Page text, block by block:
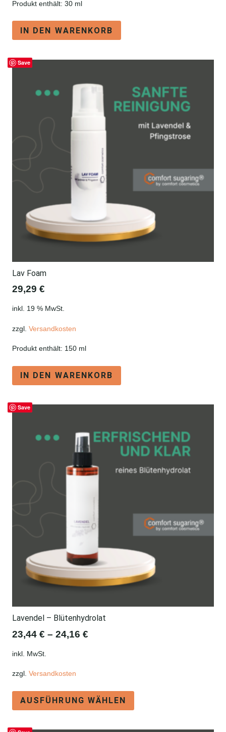
Produkt enthält: 30 ml
IN DEN WARENKORB
Save
Lav Foam
29,29 €
inkl. 19 % MwSt.
zzgl. Versandkosten
Produkt enthält: 150 ml
IN DEN WARENKORB
Save
Lavendel – Blütenhydrolat
23,44 € – 24,16 €
inkl. MwSt.
zzgl. Versandkosten
AUSFÜHRUNG WÄHLEN